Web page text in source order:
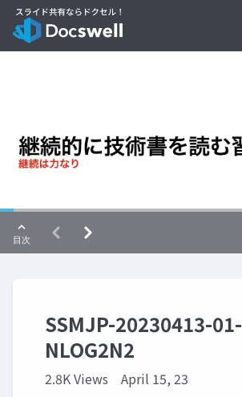
SSMJP-20230413-01-
NLOG2N2
2.8K Views April 15, 23